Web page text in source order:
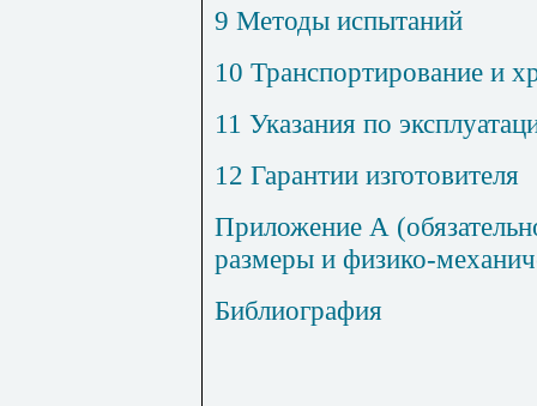
9 Методы испытаний
10 Транспортирование и
11 Указания по
12 Гарантии изготовителя
Приложение А
размеры и физико-
Библиография